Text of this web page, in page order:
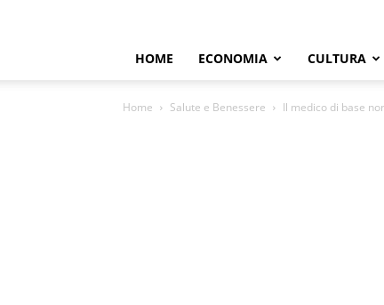
HOME ECONOMIA CULTURA
Home Salute e Benessere Il medico di base